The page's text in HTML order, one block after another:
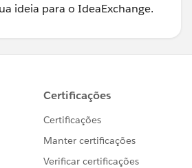
ideia para o IdeaExchange.